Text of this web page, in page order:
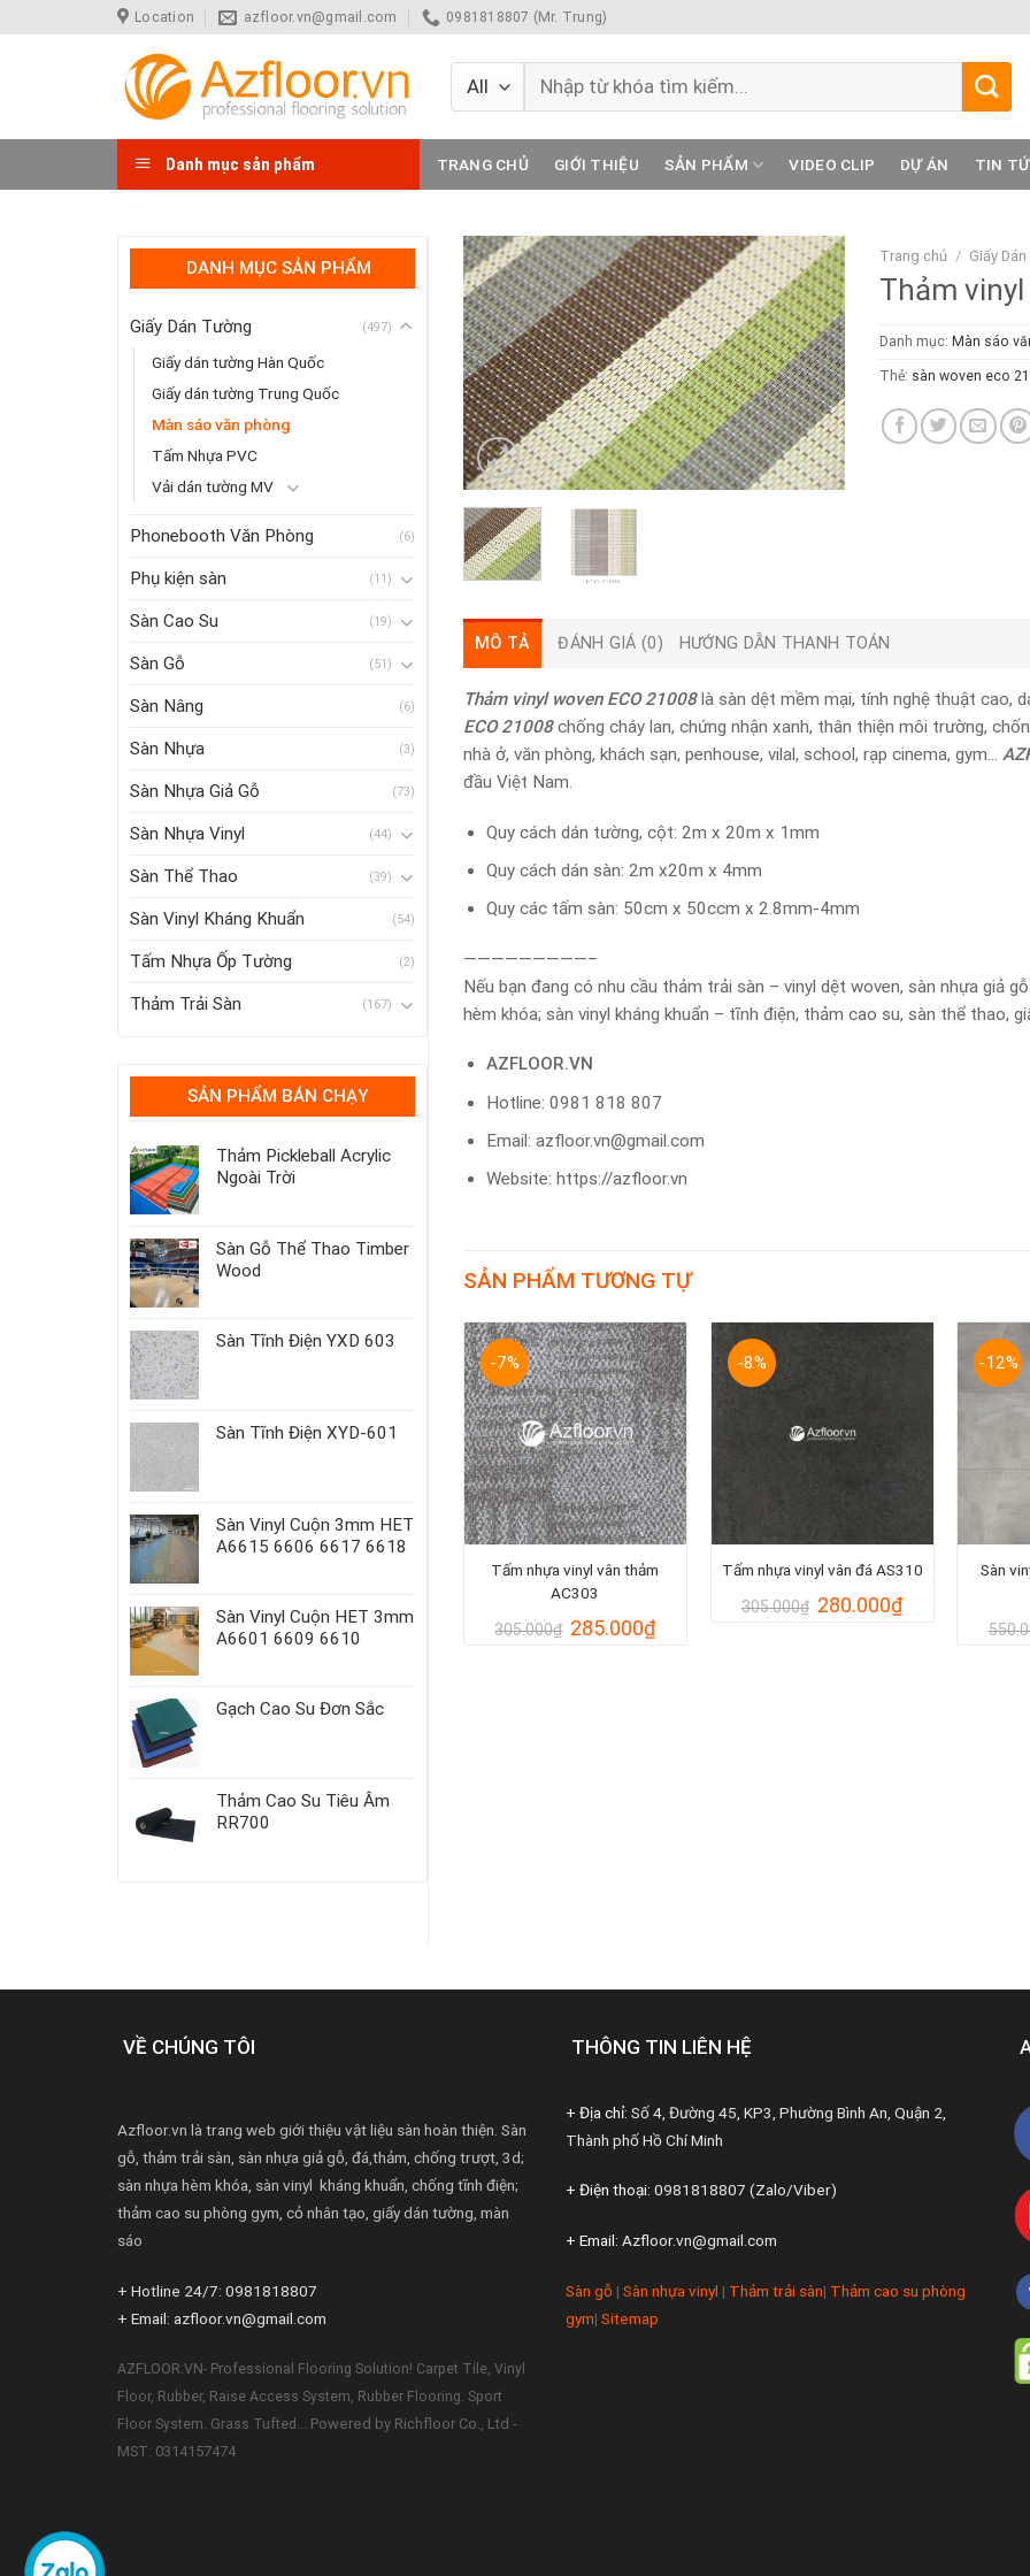
to
Location azfloor.vn@gmail.com 0981818807 (Mr. Trung)
Tìm
kiếm:
Danh mục sản phẩm TRANG CHỦ GIỚI THIỆU SẢN PHẨM VIDEO CLIP DỰ ÁN TIN
DANH MỤC SẢN PHẨM
Giấy Dán Tường (497)
Giấy dán tường Hàn Quốc
Giấy dán tường Trung Quốc
Màn sáo văn phòng
Tấm Nhựa PVC
Vải dán tường MV
Phonebooth Văn Phòng (6)
Phụ kiện sàn (11)
Sàn Cao Su (19)
Sàn Gỗ (51)
Sàn Nâng (6)
Sàn Nhựa (3)
Sàn Nhựa Giả Gỗ (73)
Sàn Nhựa Vinyl (44)
Sàn Thể Thao (39)
Sàn Vinyl Kháng Khuẩn (54)
Tấm Nhựa Ốp Tường (2)
Thảm Trải Sàn (167)
SẢN PHẨM BÁN CHẠY
Thảm Pickleball Acrylic
Ngoài Trời
Sàn Gỗ Thể Thao Timber
Wood
Sàn Tĩnh Điện YXD 603
Sàn Tĩnh Điện XYD-601
Sàn Vinyl Cuộn 3mm HET
A6615 6606 6617 6618
Sàn Vinyl Cuộn HET 3mm
A6601 6609 6610
Gạch Cao Su Đơn Sắc
Thảm Cao Su Tiêu Âm
RR700
Trang chủ / Giấy
Thảm
Danh mục: Màn sáo
Thẻ: sàn woven eco
MÔ TẢ ĐÁNH GIÁ (0) HƯỚNG DẪN THANH TOÁN
Thảm vinyl woven ECO 21008là sàn dệt mềm mại, tính nghệ thuật cao,
ECO 21008chống cháy lan, chứng nhận xanh, thân thiện môi trường,
nhà ở, văn phòng, khách sạn, penhouse, vilal, school, rạp cinema, gym…
đầu Việt Nam.
Quy cách dán tường, cột: 2m x 20m x 1mm
Quy cách dán sàn: 2m x20m x 4mm
Quy các tấm sàn: 50cm x 50ccm x 2.8mm-4mm
—————————–
Nếu bạn đang có nhu cầu thảm trải sàn – vinyl dệt woven, sàn nhựa giả
hèm khóa; sàn vinyl kháng khuẩn – tĩnh điện, thảm cao su, sàn thể thao,
AZFLOOR.VN
Hotline: 0981 818 807
Email: azfloor.vn@gmail.com
Website: https://azfloor.vn
SẢN PHẨM TƯƠNG TỰ
-7%
Tấm nhựa vinyl vân thảm
AC303
305.000₫ Giá
285.000₫Giá
hiện
-8%
Tấm nhựa vinyl vân đá AS310
305.000₫ Giá
280.000₫Giá
hiện
-12%
Sàn
nhựa vinyl vân thảm
285.000₫Giá
hiện
tại
285.000₫.
305.000₫ Giá
gốc
285.000₫Giá
VỀ CHÚNG TÔI
Azfloor.vn là trang web giới thiệu vật liệu sàn hoàn thiện. Sàn
gỗ, thảm trải sàn, sàn nhựa giả gỗ, đá,thảm, chống trượt, 3d;
sàn nhựa hèm khóa, sàn vinyl kháng khuẩn, chống tĩnh điện;
thảm cao su phòng gym, cỏ nhân tạo, giấy dán tường, màn
sáo
+ Hotline 24/7: 0981818807
+ Email: azfloor.vn@gmail.com
AZFLOOR.VN- Professional Flooring Solution! Carpet Tile, Vinyl
Floor, Rubber, Raise Access System, Rubber Flooring. Sport
Floor System. Grass Tufted... Powered by Richfloor Co., Ltd -
MST: 0314157474
THÔNG TIN LIÊN HỆ
+ Địa chỉ: Số 4, Đường 45, KP3, Phường Bình An, Quận 2,
Thành phố Hồ Chí Minh
+ Điện thoại: 0981818807 (Zalo/Viber)
+ Email: Azfloor.vn@gmail.com
Sàn gỗ | Sàn nhựa vinyl | Thảm trải sàn| Thảm cao su phòng
gym| Sitemap